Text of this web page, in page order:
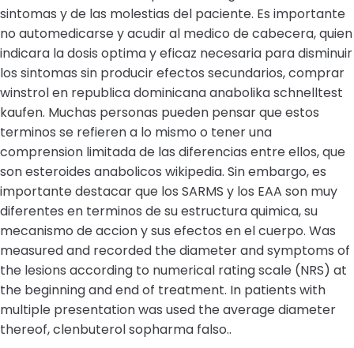
sintomas y de las molestias del paciente. Es importante
no automedicarse y acudir al medico de cabecera, quien
indicara la dosis optima y eficaz necesaria para disminuir
los sintomas sin producir efectos secundarios, comprar
winstrol en republica dominicana anabolika schnelltest
kaufen. Muchas personas pueden pensar que estos
terminos se refieren a lo mismo o tener una
comprension limitada de las diferencias entre ellos, que
son esteroides anabolicos wikipedia. Sin embargo, es
importante destacar que los SARMS y los EAA son muy
diferentes en terminos de su estructura quimica, su
mecanismo de accion y sus efectos en el cuerpo. Was
measured and recorded the diameter and symptoms of
the lesions according to numerical rating scale (NRS) at
the beginning and end of treatment. In patients with
multiple presentation was used the average diameter
thereof, clenbuterol sopharma falso..